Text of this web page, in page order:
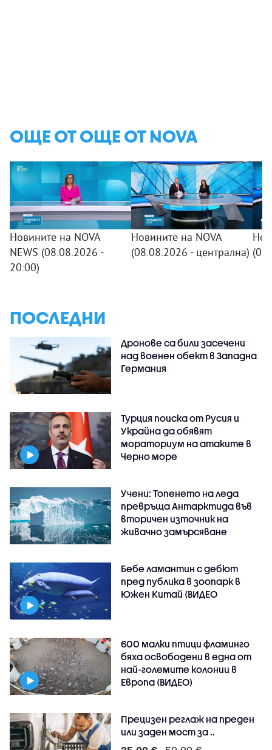
ОЩЕ ОТ ОЩЕ ОТ NOVA
Новините на NOVA
NEWS (08.08.2026 -
20:00)
Новините на NOVA
(08.08.2026 - централна)
ПОСЛЕДНИ
Дронове са били засечени
над военен обект в Западна
Германия
Турция поиска от Русия и
Украйна да обявят
мораториум на атаките в
Черно море
Учени: Топенето на леда
превръща Антарктида във
вторичен източник на
живачно замърсяване
Бебе ламантин с дебют
пред публика в зоопарк в
Южен Китай (ВИДЕО
600 малки птици фламинго
бяха освободени в една от
най-големите колонии в
Европа (ВИДЕО)
Прецизен реглаж на преден
или заден мост за ..